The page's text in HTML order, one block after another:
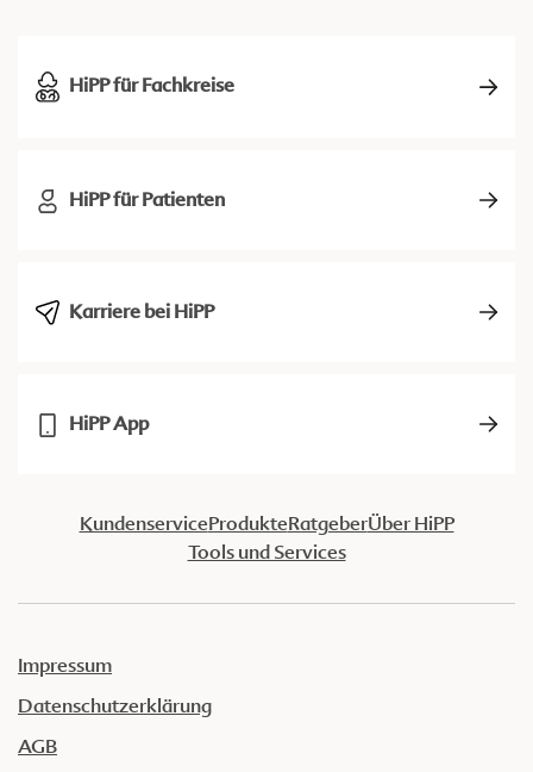
HiPP für Fachkreise
HiPP für Patienten
Karriere bei HiPP
HiPP App
KundenserviceProdukteRatgeberÜber HiPP
Tools und Services
Impressum
Datenschutzerklärung
AGB